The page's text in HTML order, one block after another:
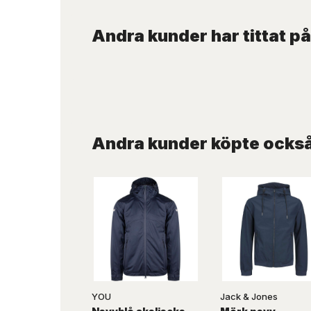
Andra kunder har tittat på
Andra kunder köpte
YOU Jack & Jones